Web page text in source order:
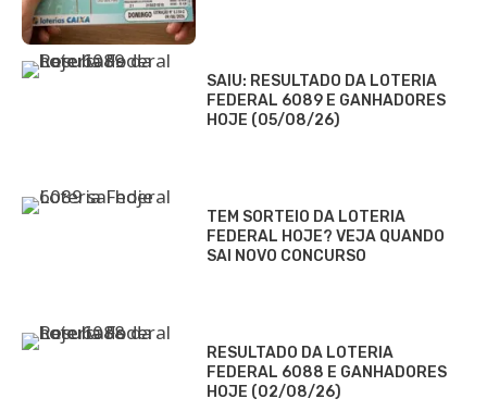
SAIU: RESULTADO DA LOTERIA
FEDERAL 6089 E GANHADORES
HOJE (05/08/26)
TEM SORTEIO DA LOTERIA
FEDERAL HOJE? VEJA QUANDO
SAI NOVO CONCURSO
RESULTADO DA LOTERIA
FEDERAL 6088 E GANHADORES
HOJE (02/08/26)